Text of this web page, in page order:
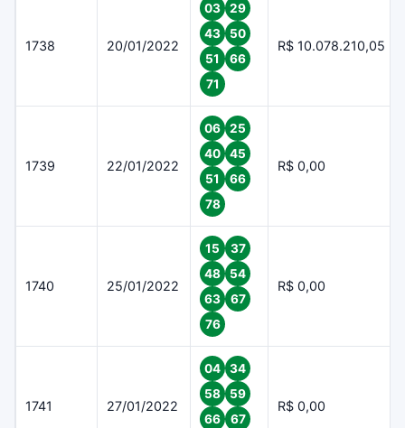
1738 20/01/2022
03
29
43
50
51
66
71
R$ 10.078.210,05
1739 22/01/2022
06
25
40
45
51
66
78
R$ 0,00
1740 25/01/2022
15
37
48
54
63
67
76
R$ 0,00
1741 27/01/2022
04
34
58
59
66
67
R$ 0,00